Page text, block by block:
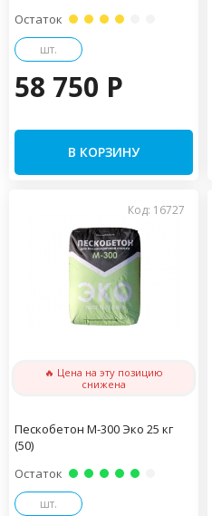
Остаток
шт.
58 750 P
В КОРЗИНУ
Код: 16727
🔥 Цена на эту позицию
снижена
Пескобетон М-300 Эко 25 кг
(50)
Остаток
шт.